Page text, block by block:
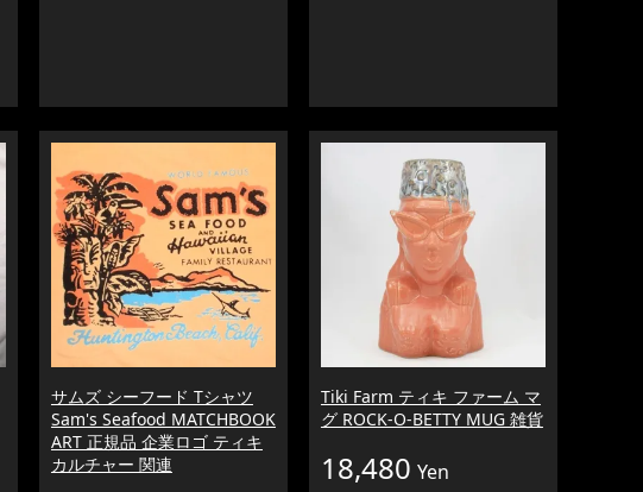
サムズ シーフード Tシャツ
Sam's Seafood MATCHBOOK
ART 正規品 企業ロゴ ティキ
カルチャー 関連
Tiki Farm ティキ ファーム マ
グ ROCK-O-BETTY MUG 雑貨
18,480 Yen